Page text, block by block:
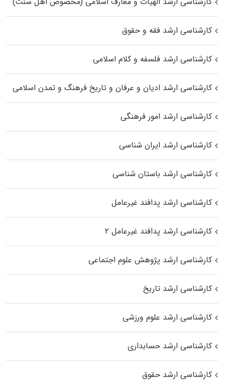
کارشناسی ارشد فقه و حقوق
کارشناسی ارشد فلسفه و کلام اسلامی
کارشناسی ارشد ادیان و عرفان و تاریخ فرهنگ و تمدن اسلامی
کارشناسی ارشد امور فرهنگی
کارشناسی ارشد ایران شناسی
کارشناسی ارشد باستان شناسی
کارشناسی ارشد پدافند غیرعامل
کارشناسی ارشد پدافند غیرعامل ۲
کارشناسی ارشد پژوهش علوم اجتماعی
کارشناسی ارشد تاریخ
کارشناسی ارشد علوم ورزشی
کارشناسی ارشد حسابداری
کارشناسی ارشد حقوق